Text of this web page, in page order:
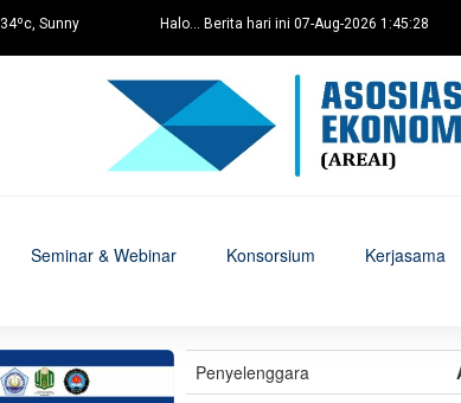
34ºc, Sunny Halo... Berita hari ini 07-Aug-2026 1:45:28
Seminar & Webinar Konsorsium Kerjasama
Penyelenggara